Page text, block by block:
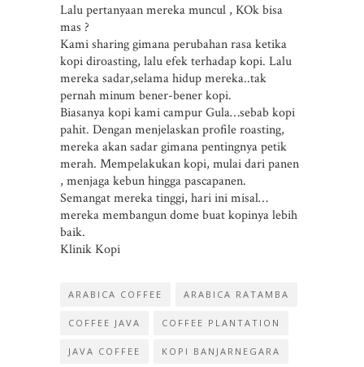
Lalu pertanyaan mereka muncul , KOk bisa
mas ?
Kami sharing gimana perubahan rasa ketika
kopi diroasting, lalu efek terhadap kopi. Lalu
mereka sadar,selama hidup mereka..tak
pernah minum bener-bener kopi.
Biasanya kopi kami campur Gula…sebab kopi
pahit. Dengan menjelaskan profile roasting,
mereka akan sadar gimana pentingnya petik
merah. Mempelakukan kopi, mulai dari panen
, menjaga kebun hingga pascapanen.
Semangat mereka tinggi, hari ini misal…
mereka membangun dome buat kopinya lebih
baik.
Klinik Kopi
ARABICA COFFEE ARABICA RATAMBA
COFFEE JAVA COFFEE PLANTATION
JAVA COFFEE KOPI BANJARNEGARA